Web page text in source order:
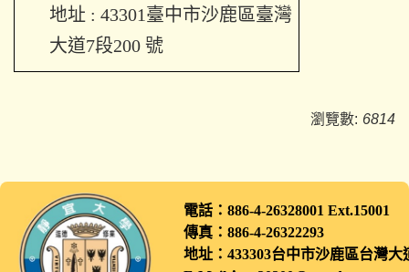
地址 : 43301臺中市沙鹿區臺灣
大道7段200 號
瀏覽數: 6814
電話：886-4-26328001
傳真：886-4-26322293
地址：433303台中市沙鹿區